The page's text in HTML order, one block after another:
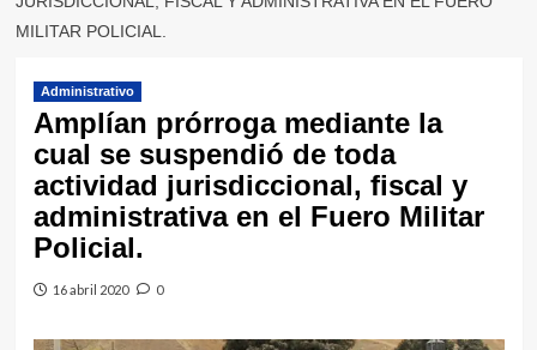
MILITAR POLICIAL.
Administrativo
Amplían prórroga mediante la
cual se suspendió de toda
actividad jurisdiccional, fiscal y
administrativa en el Fuero Militar
Policial.
16 abril 2020 0